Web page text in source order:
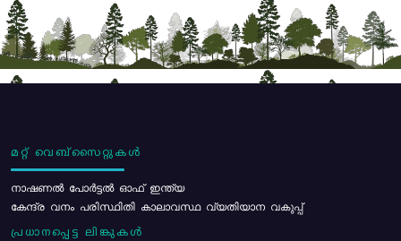
മറ്റ് വെബ്സൈറ്റുകൾ
നാഷണൽ പോർട്ടൽ ഓഫ് ഇന്ത്യ
കേന്ദ്ര വനം പരിസ്ഥിതി കാലാവസ്ഥ വ്യതിയാന വകുപ്പ്
പ്രധാനപ്പെട്ട ലിങ്കുകൾ